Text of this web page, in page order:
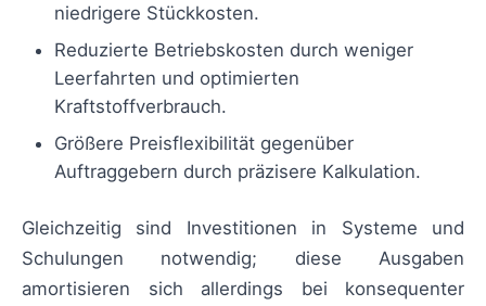
niedrigere Stückkosten.
Reduzierte Betriebskosten durch weniger
Leerfahrten und optimierten
Kraftstoffverbrauch.
Größere Preisflexibilität gegenüber
Auftraggebern durch präzisere Kalkulation.
Gleichzeitig sind Investitionen in Systeme und
Schulungen notwendig; diese Ausgaben
amortisieren sich allerdings bei konsequenter